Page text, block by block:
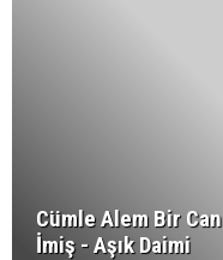
Cümle Alem Bir Can
İmiş - Aşık Daimi